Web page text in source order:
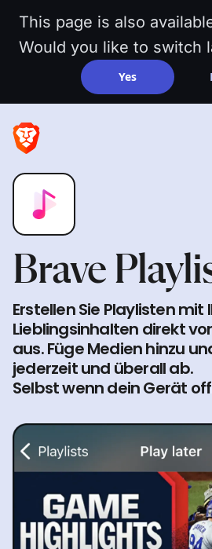
This page is also
Would you like to switch
Yes
Brave
Erstellen Sie Playlisten mit
Lieblingsinhalten direkt
aus. Füge Medien hinzu
jederzeit und überall ab.
Selbst wenn dein Gerät